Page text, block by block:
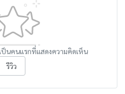
ป็นคนแรกที่แสดงความคิดเห็น
รีวิว